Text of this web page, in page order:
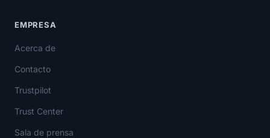
EMPRESA
Acerca de
Contacto
Trustpilot
Trust Center
Sala de prensa